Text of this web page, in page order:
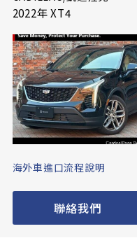
2022年 XT4
海外車進口流程說明
聯絡我們